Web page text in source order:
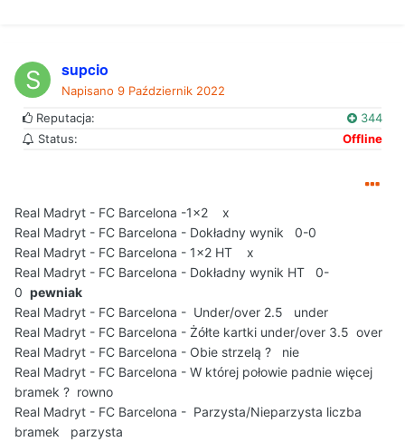
supcio
Napisano 9 Październik 2022
Reputacja:
344
Status:
Offline
Real Madryt - FC Barcelona -1x2 x
Real Madryt - FC Barcelona - Dokładny wynik 0-0
Real Madryt - FC Barcelona - 1x2 HT x
Real Madryt - FC Barcelona - Dokładny wynik HT 0-
0 pewniak
Real Madryt - FC Barcelona - Under/over 2.5 under
Real Madryt - FC Barcelona - Żółte kartki under/over 3.5 over
Real Madryt - FC Barcelona - Obie strzelą ? nie
Real Madryt - FC Barcelona - W której połowie padnie więcej
bramek ? rowno
Real Madryt - FC Barcelona - Parzysta/Nieparzysta liczba
bramek parzysta